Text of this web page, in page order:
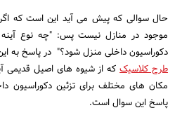
حال سوالی که پیش می آید این است که
موجود در منازل نیست پس: "چه نوع آینه
دکوراسیون داخلی منزل شود؟" در پاسخ به
طرح کلاسیککه از شیوه های اصیل قدیمی
مکان های مختلف برای تزئین دکوراسیون
پاسخ این سوال است.